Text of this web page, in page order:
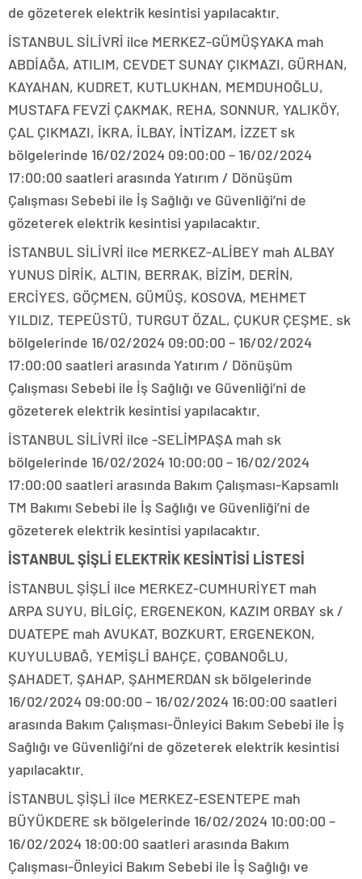
de gözeterek elektrik kesintisi yapılacaktır.
İSTANBUL SİLİVRİ ilce MERKEZ-GÜMÜŞYAKA mah
ABDİAĞA, ATILIM, CEVDET SUNAY ÇIKMAZI, GÜRHAN,
KAYAHAN, KUDRET, KUTLUKHAN, MEMDUHOĞLU,
MUSTAFA FEVZİ ÇAKMAK, REHA, SONNUR, YALIKÖY,
ÇAL ÇIKMAZI, İKRA, İLBAY, İNTİZAM, İZZET sk
bölgelerinde 16/02/2024 09:00:00 – 16/02/2024
17:00:00 saatleri arasında Yatırım / Dönüşüm
Çalışması Sebebi ile İş Sağlığı ve Güvenliği’ni de
gözeterek elektrik kesintisi yapılacaktır.
İSTANBUL SİLİVRİ ilce MERKEZ-ALİBEY mah ALBAY
YUNUS DİRİK, ALTIN, BERRAK, BİZİM, DERİN,
ERCİYES, GÖÇMEN, GÜMÜŞ, KOSOVA, MEHMET
YILDIZ, TEPEÜSTÜ, TURGUT ÖZAL, ÇUKUR ÇEŞME. sk
bölgelerinde 16/02/2024 09:00:00 – 16/02/2024
17:00:00 saatleri arasında Yatırım / Dönüşüm
Çalışması Sebebi ile İş Sağlığı ve Güvenliği’ni de
gözeterek elektrik kesintisi yapılacaktır.
İSTANBUL SİLİVRİ ilce -SELİMPAŞA mah sk
bölgelerinde 16/02/2024 10:00:00 – 16/02/2024
17:00:00 saatleri arasında Bakım Çalışması-Kapsamlı
TM Bakımı Sebebi ile İş Sağlığı ve Güvenliği’ni de
gözeterek elektrik kesintisi yapılacaktır.
İSTANBUL ŞİŞLİ ELEKTRİK KESİNTİSİ LİSTESİ
İSTANBUL ŞİŞLİ ilce MERKEZ-CUMHURİYET mah
ARPA SUYU, BİLGİÇ, ERGENEKON, KAZIM ORBAY sk /
DUATEPE mah AVUKAT, BOZKURT, ERGENEKON,
KUYULUBAĞ, YEMİŞLİ BAHÇE, ÇOBANOĞLU,
ŞAHADET, ŞAHAP, ŞAHMERDAN sk bölgelerinde
16/02/2024 09:00:00 – 16/02/2024 16:00:00 saatleri
arasında Bakım Çalışması-Önleyici Bakım Sebebi ile İş
Sağlığı ve Güvenliği’ni de gözeterek elektrik kesintisi
yapılacaktır.
İSTANBUL ŞİŞLİ ilce MERKEZ-ESENTEPE mah
BÜYÜKDERE sk bölgelerinde 16/02/2024 10:00:00 –
16/02/2024 18:00:00 saatleri arasında Bakım
Çalışması-Önleyici Bakım Sebebi ile İş Sağlığı ve